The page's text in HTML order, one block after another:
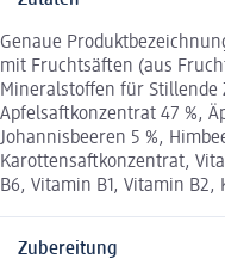
Genaue
mit Fruchtsäften (aus
Mineralstoffen für Stillende
Apfelsaftkonzentrat 47 %,
Johannisbeeren 5 %,
Karottensaftkonzentrat,
B6, Vitamin B1, Vitamin
Zubereitung